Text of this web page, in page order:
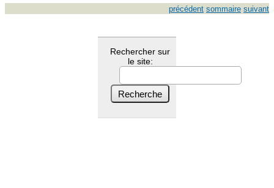
précédent sommaire suivant
Rechercher sur
le site: